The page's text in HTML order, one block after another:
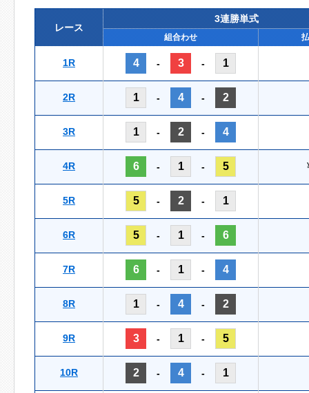
レース
3連勝単式
組合わせ
1R 4 - 3 - 1
2R 1 - 4 - 2
3R 1 - 2 - 4
4R 6 - 1 - 5
5R 5 - 2 - 1
6R 5 - 1 - 6
7R 6 - 1 - 4
8R 1 - 4 - 2
9R 3 - 1 - 5
10R 2 - 4 - 1